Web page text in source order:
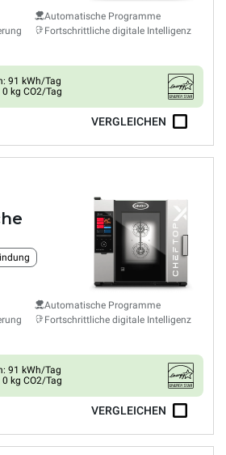
Automatische Programme
Fortschrittliche digitale Intelligenz
91 kWh/Tag
kg CO2/Tag
VERGLEICHEN
Automatische Programme
Fortschrittliche digitale Intelligenz
91 kWh/Tag
kg CO2/Tag
VERGLEICHEN